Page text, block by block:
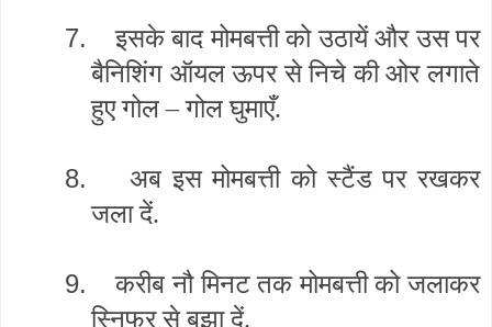
7.
इसके बाद मोमबत्ती को उठायें और उस पर
बैनिशिंग ऑयल ऊपर से निचे की ओर लगाते
हुए गोल – गोल घुमाएँ.
8.
अब इस मोमबत्ती को स्टैंड पर रखकर
जला दें.
9.
करीब नौ मिनट तक मोमबत्ती को जलाकर
स्निफर से बुझा दें.